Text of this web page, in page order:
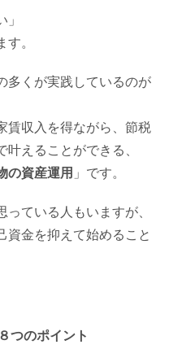
。
多くが実践しているのが
賃収入を得ながら、節税
えることができる、
の資産運用 」です。
ている人もいますが、
資金を抑えて始めること
つのポイント